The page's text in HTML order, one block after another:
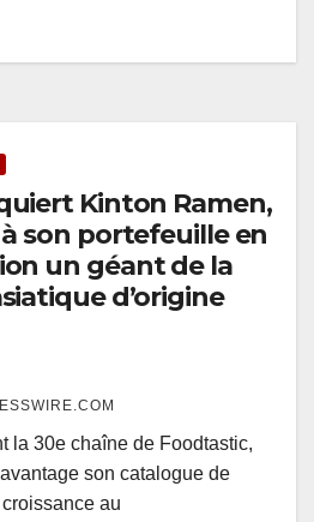
Kinton Ramen,
son portefeuille en
un géant de la
d’origine
la 30e chaîne de Foodtastic,
son catalogue de
au